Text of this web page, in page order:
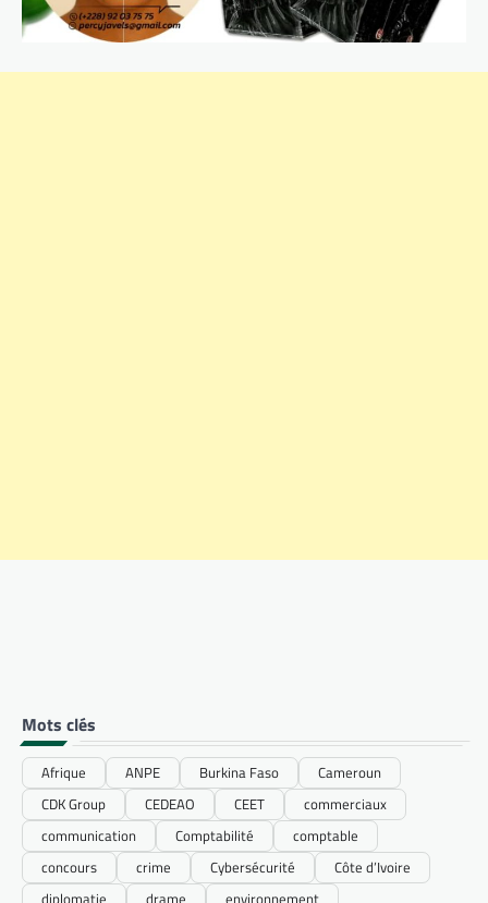
Mots clés
Afrique ANPE Burkina Faso
Cameroun
CDK Group
CEDEAO CEET
commerciaux
communication
Comptabilité
comptable
concours
crime Cybersécurité
Côte d’Ivoire
diplomatie
drame
environnement